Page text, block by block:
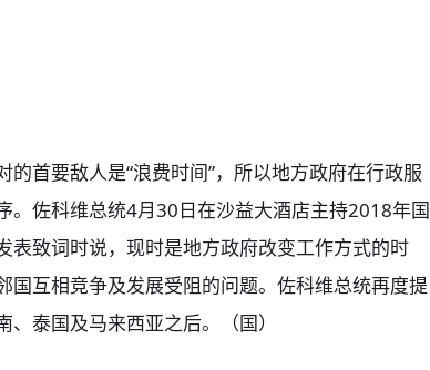
首要敌人是“浪费时间”，所以地方政府在行政服
。佐科维总统4月30日在沙益大酒店主持2018年国
表致词时说，现时是地方政府改变工作方式的时
国互相竞争及发展受阻的问题。佐科维总统再度提
泰国及马来西亚之后。（国）